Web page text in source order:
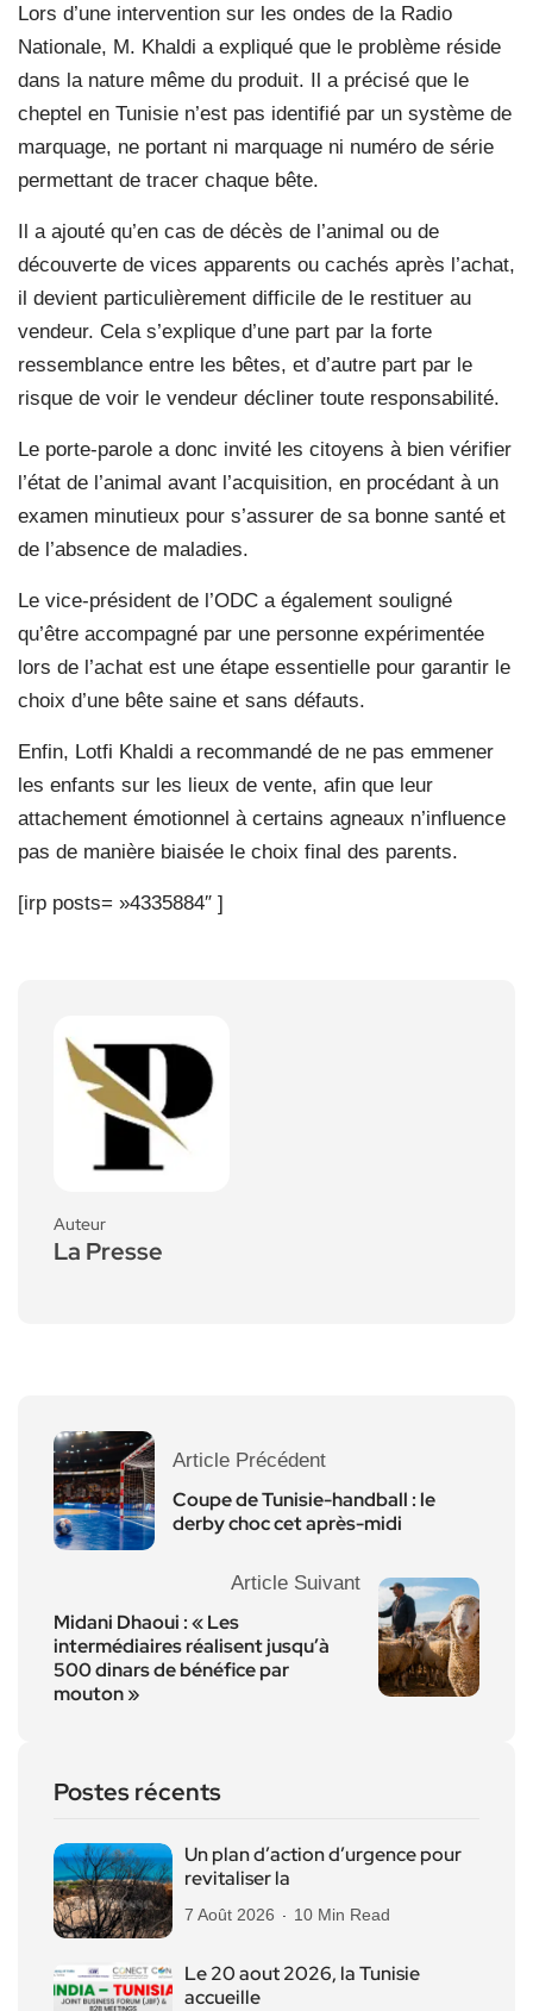
Lors d’une intervention sur les ondes de la Radio
Nationale, M. Khaldi a expliqué que le problème réside
dans la nature même du produit. Il a précisé que le
cheptel en Tunisie n’est pas identifié par un système de
marquage, ne portant ni marquage ni numéro de série
permettant de tracer chaque bête.
Il a ajouté qu’en cas de décès de l’animal ou de
découverte de vices apparents ou cachés après l’achat,
il devient particulièrement difficile de le restituer au
vendeur. Cela s’explique d’une part par la forte
ressemblance entre les bêtes, et d’autre part par le
risque de voir le vendeur décliner toute responsabilité.
Le porte-parole a donc invité les citoyens à bien vérifier
l’état de l’animal avant l’acquisition, en procédant à un
examen minutieux pour s’assurer de sa bonne santé et
de l’absence de maladies.
Le vice-président de l’ODC a également souligné
qu’être accompagné par une personne expérimentée
lors de l’achat est une étape essentielle pour garantir le
choix d’une bête saine et sans défauts.
Enfin, Lotfi Khaldi a recommandé de ne pas emmener
les enfants sur les lieux de vente, afin que leur
attachement émotionnel à certains agneaux n’influence
pas de manière biaisée le choix final des parents.
[irp posts= »4335884″ ]
Auteur
La Presse
Article Précédent
Coupe de Tunisie-handball : le
derby choc cet après-midi
Article Suivant
Midani Dhaoui : « Les
intermédiaires réalisent jusqu’à
500 dinars de bénéfice par
mouton »
Postes récents
Un plan d’action d’urgence pour
revitaliser la
7 Août 2026 10 Min Read
Le 20 aout 2026, la Tunisie
accueille